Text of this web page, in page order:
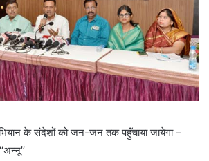
के संदेशों को जन-जन तक पहुॅंचाया जायेगा –